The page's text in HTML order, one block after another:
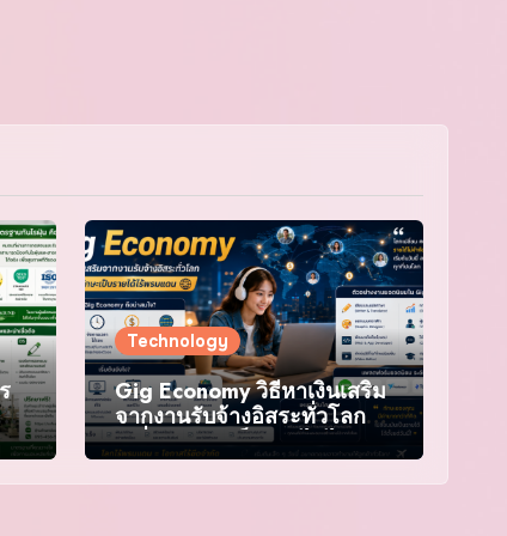
ด้
Technology
Gig Economy วิธีหาเงินเสริม
จากงานรับจ้างอิสระทั่วโลก
เปลี่ยนทักษะเป็นรายได้ไร้
พรมแดน